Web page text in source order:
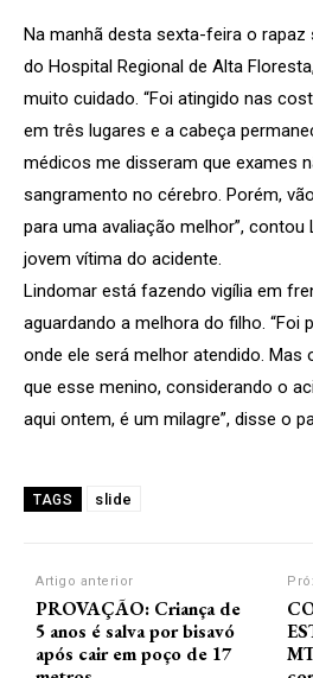
Na manhã desta sexta-feira o rapaz
do Hospital Regional de Alta
muito cuidado. “Foi atingido nas
em três lugares e a cabeça
médicos me disseram que exames
sangramento no cérebro. Porém,
para uma avaliação melhor”, contou
jovem vítima do acidente.
Lindomar está fazendo vigília em
aguardando a melhora do filho. “Foi
onde ele será melhor atendido.
que esse menino, considerando o
aqui ontem, é um milagre”, disse o
TAGS slide
Artigo anterior
PROVAÇÃO: Criança de
5 anos é salva por bisavó
após cair em poço de 17